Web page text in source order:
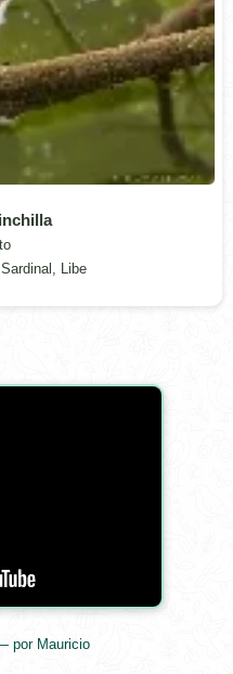
Libe
por Mauricio